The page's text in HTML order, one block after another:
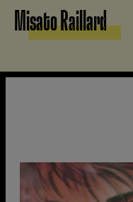
Misato Raillard